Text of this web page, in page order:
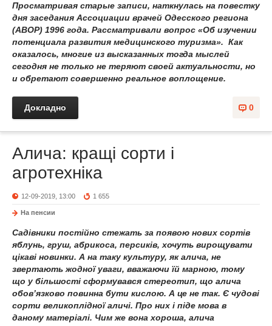
Просматривая старые записи, наткнулась на повестку
дня заседания Ассоциации врачей Одесского региона
(АВОР) 1996 года. Рассматривали вопрос «Об изучении
потенциала развития медицинского туризма». Как
оказалось, многие из высказанных тогда мыслей
сегодня не только не теряют своей актуальности, но
и обретают совершенно реальное воплощение.
0
Докладно
Алича: кращі сорти і
агротехніка
12-09-2019, 13:00 1 655
На пенсии
Садівники постійно стежать за появою нових сортів
яблунь, груш, абрикоса, персиків, хочуть вирощувати
цікаві новинки. А на таку культуру, як алича, не
звертають жодної уваги, вважаючи їй марною, тому
що у більшості сформувався стереотип, що алича
обов’язково повинна бути кислою. А це не так. Є чудові
сорти великоплідної аличі. Про них і піде мова в
даному матеріалі. Чим же вона хороша, алича